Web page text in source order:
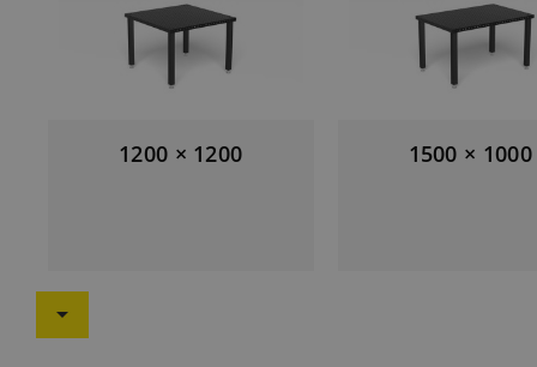
1200 × 1200 1500 × 1000
